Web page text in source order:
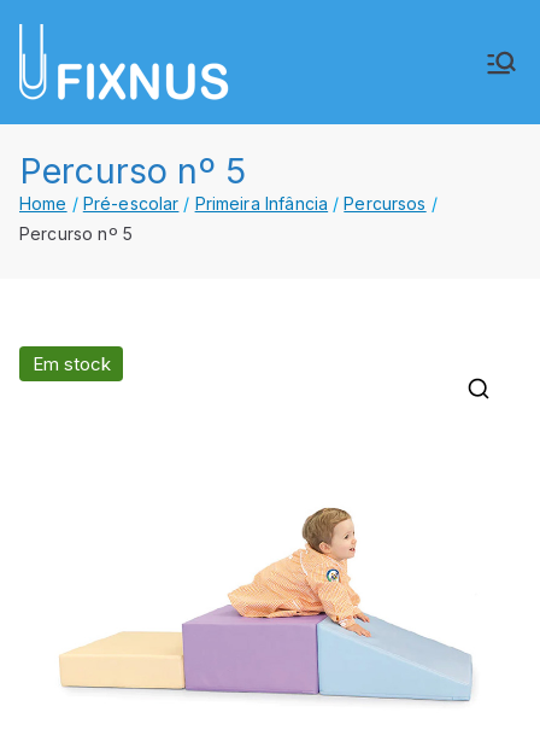
para
Lda.
Percurso nº 5
Home Pré-escolar Primeira Infância
Percursos
Percurso nº 5
Em stock